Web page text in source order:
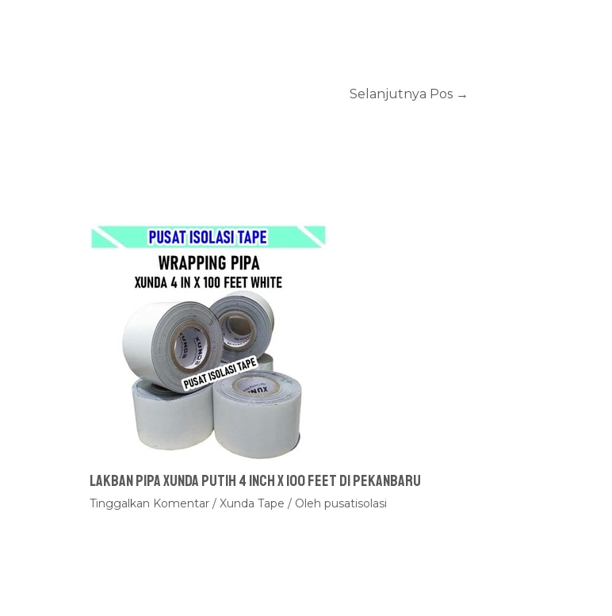
Selanjutnya Pos →
Lakban Pipa Xunda Putih 4 inch x 100 feet Di Pekanbaru
Tinggalkan Komentar / Xunda Tape / Oleh pusatisolasi